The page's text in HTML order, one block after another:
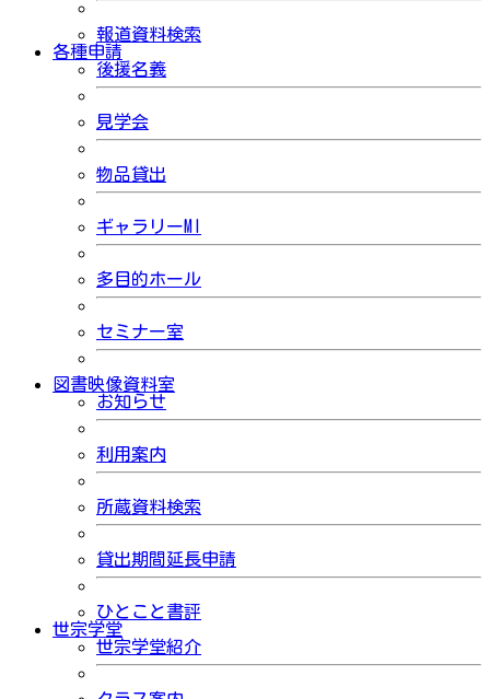
報道資料検索
各種申請
後援名義
見学会
物品貸出
ギャラリーMI
多目的ホール
セミナー室
図書映像資料室
お知らせ
利用案内
所蔵資料検索
貸出期間延長申請
ひとこと書評
世宗学堂
世宗学堂紹介